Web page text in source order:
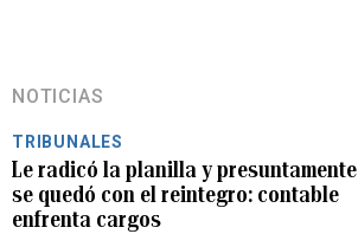
NOTICIAS
TRIBUNALES
Le radicó la planilla y presuntamente
se quedó con el reintegro: contable
enfrenta cargos